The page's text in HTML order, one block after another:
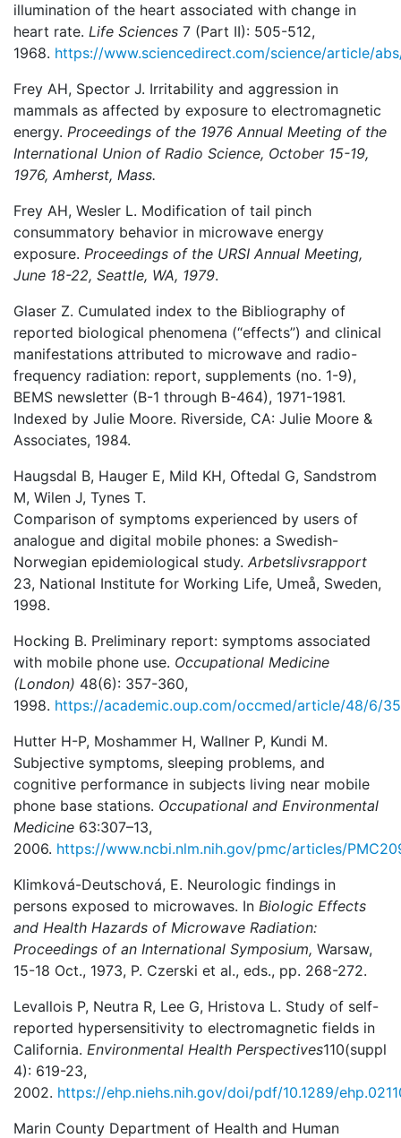
illumination of the heart associated with change in
heart rate. Life Sciences 7 (Part II): 505-512,
1968. https://www.sciencedirect.com/science/article/
Frey AH, Spector J. Irritability and aggression in
mammals as affected by exposure to electromagnetic
energy. Proceedings of the 1976 Annual Meeting of the
International Union of Radio Science, October 15-19,
1976, Amherst, Mass.
Frey AH, Wesler L. Modification of tail pinch
consummatory behavior in microwave energy
exposure. Proceedings of the URSI Annual Meeting,
June 18-22, Seattle, WA, 1979.
Glaser Z. Cumulated index to the Bibliography of
reported biological phenomena (“effects”) and clinical
manifestations attributed to microwave and radio-
frequency radiation: report, supplements (no. 1-9),
BEMS newsletter (B-1 through B-464), 1971-1981.
Indexed by Julie Moore. Riverside, CA: Julie Moore &
Associates, 1984.
Haugsdal B, Hauger E, Mild KH, Oftedal G, Sandstrom
M, Wilen J, Tynes T.
Comparison of symptoms experienced by users of
analogue and digital mobile phones: a Swedish-
Norwegian epidemiological study. Arbetslivsrapport
23, National Institute for Working Life, Umeå, Sweden,
1998.
Hocking B. Preliminary report: symptoms associated
with mobile phone use. Occupational Medicine
(London) 48(6): 357-360,
1998. https://academic.oup.com/occmed/article/48/6/
Hutter H-P, Moshammer H, Wallner P, Kundi M.
Subjective symptoms, sleeping problems, and
cognitive performance in subjects living near mobile
phone base stations. Occupational and Environmental
Medicine 63:307–13,
2006. https://www.ncbi.nlm.nih.gov/pmc/articles/
Klimková-Deutschová, E. Neurologic findings in
persons exposed to microwaves. In Biologic Effects
and Health Hazards of Microwave Radiation:
Proceedings of an International Symposium, Warsaw,
15-18 Oct., 1973, P. Czerski et al., eds., pp. 268-272.
Levallois P, Neutra R, Lee G, Hristova L. Study of self-
reported hypersensitivity to electro­magnetic fields in
California. Environmental Health Perspectives110(suppl
4): 619-23,
2002. https://ehp.niehs.nih.gov/doi/pdf/10.1289/
Marin County Department of Health and Human